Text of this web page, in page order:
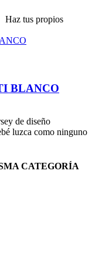
tus propios
BLANCO
de diseño
luzca como ninguno
CATEGORÍA